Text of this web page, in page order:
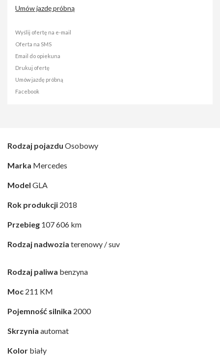
Umów jazdę próbną
Wyślij ofertę na e-mail
Oferta na SMS
Email do opiekuna
Drukuj ofertę
Umów jazdę próbną
Facebook
Rodzaj pojazdu Osobowy
Marka Mercedes
Model GLA
Rok produkcji 2018
Przebieg 107 606 km
Rodzaj nadwozia terenowy / suv
Rodzaj paliwa benzyna
Moc 211 KM
Pojemność silnika 2000
Skrzynia automat
Kolor biały